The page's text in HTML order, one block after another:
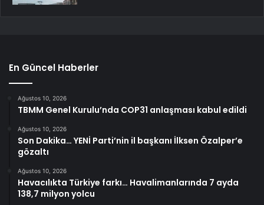
En Güncel Haberler
Ağustos 10, 2026
TBMM Genel Kurulu’nda COP31 anlaşması kabul edildi
Ağustos 10, 2026
Son Dakika… YENİ Parti’nin il başkanı İlksen Özalper’e
gözaltı
Ağustos 10, 2026
Havacılıkta Türkiye farkı… Havalimanlarında 7 ayda
138,7 milyon yolcu